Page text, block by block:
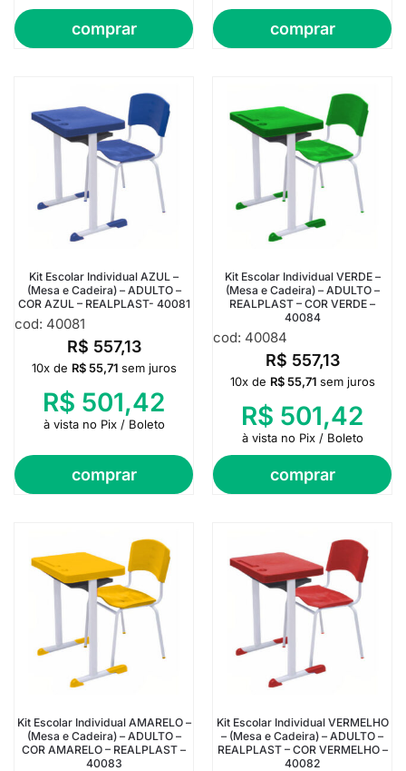
comprar comprar
Kit Escolar Individual AZUL –
(Mesa e Cadeira) – ADULTO –
COR AZUL – REALPLAST- 40081
cod: 40081
R$ 557,13
comprar
10x de R$55,71 sem juros
R$ 501,42
à vista no Pix / Boleto
Kit Escolar Individual VERDE –
(Mesa e Cadeira) – ADULTO –
REALPLAST – COR VERDE –
40084
cod: 40084
R$ 557,13
comprar
10x de R$55,71 sem juros
R$ 501,42
à vista no Pix / Boleto
Kit Escolar Individual AMARELO –
(Mesa e Cadeira) – ADULTO –
COR AMARELO – REALPLAST –
40083
Kit Escolar Individual VERMELHO
– (Mesa e Cadeira) – ADULTO –
REALPLAST – COR VERMELHO –
40082